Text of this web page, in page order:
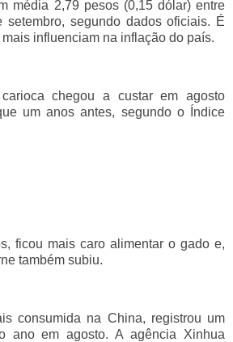
média 2,79 pesos (0,15 dólar) entre
setembro, segundo dados oficiais. É
influenciam na inflação do país.
chegou a custar em agosto
um anos antes, segundo o Índice
ficou mais caro alimentar o gado e,
também subiu.
consumida na China, registrou um
ano em agosto. A agência Xinhua